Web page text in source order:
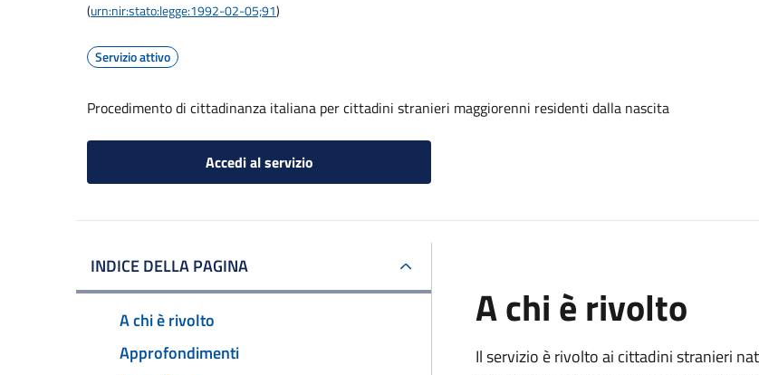
(urn:nir:stato:legge:1992-02-05;91)
Servizio attivo
Procedimento di cittadinanza italiana per cittadini stranieri maggiorenni residenti dalla nascita
Accedi al servizio
INDICE DELLA PAGINA
A chi è rivolto
Approfondimenti
A chi è rivolto
Il servizio è rivolto ai cittadini stranieri